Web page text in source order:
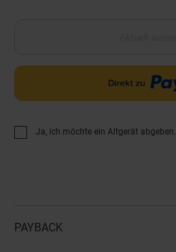
Ja, ich möchte ein Altgerät abgeben.
PAYBACK